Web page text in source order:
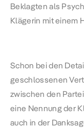
Beklagten als
Klägerin mit einem
Schon bei den
geschlossenen
zwischen den
eine Nennung der
auch in der